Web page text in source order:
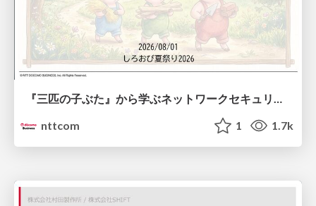
『三匹の子ぶた』から学ぶネットワークセキュリティの昔と今 / Network Security: Then and Now Through the Lens of The Three Little Pigs
nttcom
1 1.7k